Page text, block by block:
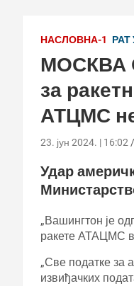
НАСЛОВНА-1 РАТ
МОСКВА
за
АТЦМС
23. јун 2024. | 16:02
Удар
„Вашингтон је
ракете АТАЦМС
„Све податке за
извиђачких